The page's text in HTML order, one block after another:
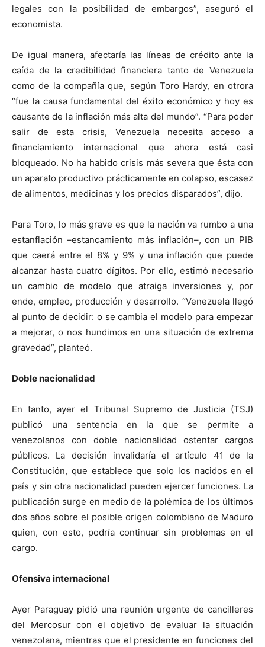
legales con la posibilidad de embargos”, aseguró el
economista.
De igual manera, afectaría las líneas de crédito ante la
caída de la credibilidad financiera tanto de Venezuela
como de la compañía que, según Toro Hardy, en otrora
“fue la causa fundamental del éxito económico y hoy es
causante de la inflación más alta del mundo”. “Para poder
salir de esta crisis, Venezuela necesita acceso a
financiamiento internacional que ahora está casi
bloqueado. No ha habido crisis más severa que ésta con
un aparato productivo prácticamente en colapso, escasez
de alimentos, medicinas y los precios disparados”, dijo.
Para Toro, lo más grave es que la nación va rumbo a una
estanflación –estancamiento más inflación–, con un PIB
que caerá entre el 8% y 9% y una inflación que puede
alcanzar hasta cuatro dígitos. Por ello, estimó necesario
un cambio de modelo que atraiga inversiones y, por
ende, empleo, producción y desarrollo. “Venezuela llegó
al punto de decidir: o se cambia el modelo para empezar
a mejorar, o nos hundimos en una situación de extrema
gravedad”, planteó.
Doble nacionalidad
En tanto, ayer el Tribunal Supremo de Justicia (TSJ)
publicó una sentencia en la que se permite a
venezolanos con doble nacionalidad ostentar cargos
públicos. La decisión invalidaría el artículo 41 de la
Constitución, que establece que solo los nacidos en el
país y sin otra nacionalidad pueden ejercer funciones. La
publicación surge en medio de la polémica de los últimos
dos años sobre el posible origen colombiano de Maduro
quien, con esto, podría continuar sin problemas en el
cargo.
Ofensiva internacional
Ayer Paraguay pidió una reunión urgente de cancilleres
del Mercosur con el objetivo de evaluar la situación
venezolana, mientras que el presidente en funciones del